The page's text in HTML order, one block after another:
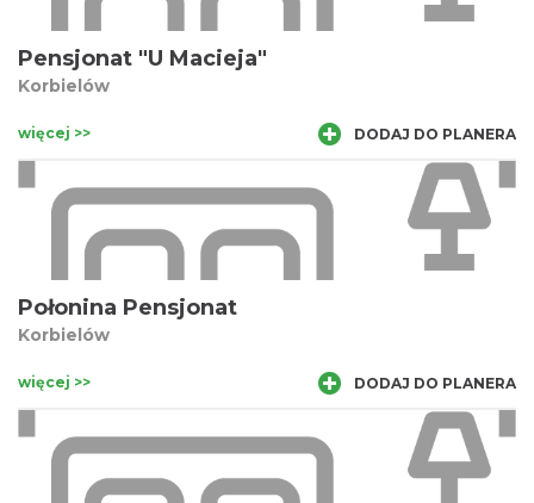
Pensjonat "U Macieja"
Korbielów
więcej >> DODAJ DO PLANERA
Połonina Pensjonat
Korbielów
więcej >> DODAJ DO PLANERA